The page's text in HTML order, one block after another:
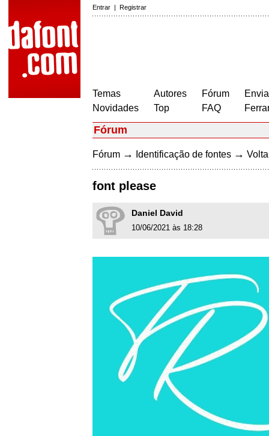
Entrar | Registrar
Temas
Novidades
Autores
Top
Fórum
FAQ
Fórum
Fórum → Identificação de fontes →
font please
Daniel David
10/06/2021 às 18:28